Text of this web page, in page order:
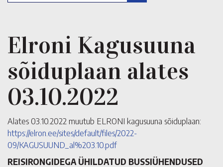
Elroni Kagusuuna
sõiduplaan alates
03.10.2022
Alates 03.10.2022 muutub ELRONI kagusuuna sõiduplaan:
https://elron.ee/sites/default/files/2022-
09/KAGUSUUND_al%203.10.pdf
REISIRONGIDEGA ÜHILDATUD BUSSIÜHENDUSED